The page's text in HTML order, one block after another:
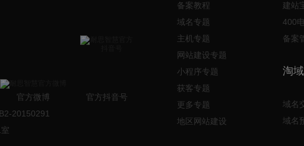
官方微博
官方抖音号
20150291
备案教程
域名专题
主机专题
网站建设专题
小程序专题
获客专题
更多专题
地区网站建设
建站
400
备案
淘
域名
域名